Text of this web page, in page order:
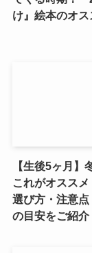
け』絵本のオ
【生後5ヶ月】
これがオススメ
選び方・注意
の目安をご紹介